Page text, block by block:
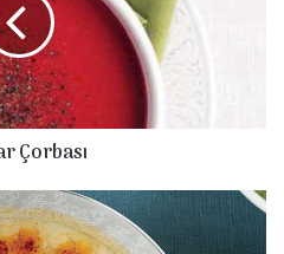
Çorbası